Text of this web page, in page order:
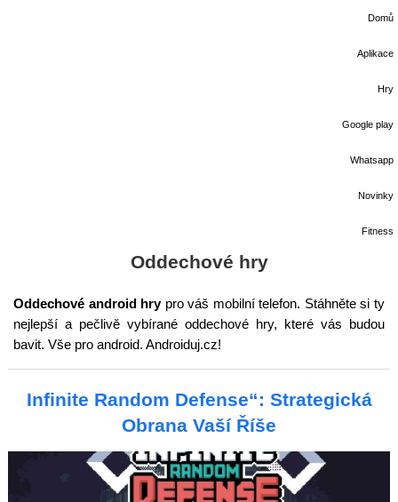
Domů
Aplikace
Hry
Google play
Whatsapp
Novinky
Fitness
Oddechové hry
Oddechové android hrypro váš mobilní telefon. Stáhněte si ty
nejlepší a pečlivě vybírané oddechové hry, které vás budou
bavit. Vše pro android. Androiduj.cz!
Infinite Random Defense“: Strategická
Obrana Vaší Říše